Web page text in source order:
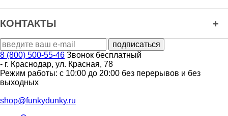
КОНТАКТЫ
8 (800) 500-55-46 Звонок бесплатный
- г. Краснодар, ул. Красная, 78
Режим работы: с 10:00 до 20:00 без перерывов и без
выходных
shop@funkydunky.ru